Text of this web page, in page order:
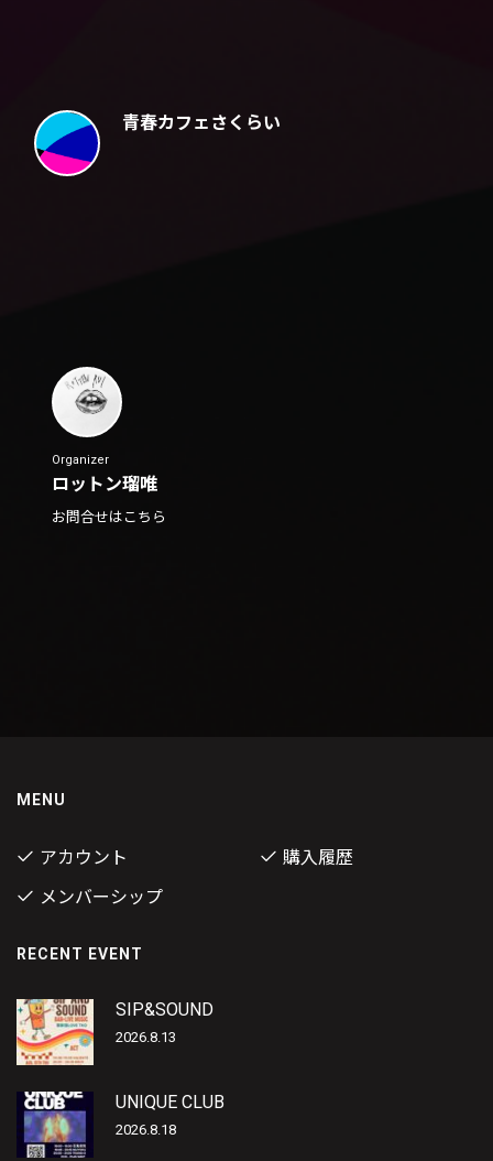
青春カフェさくらい
Organizer
ロットン瑠唯
お問合せはこちら
MENU
アカウント
購入履歴
メンバーシップ
RECENT EVENT
SIP&SOUND
2026.8.13
UNIQUE CLUB
2026.8.18